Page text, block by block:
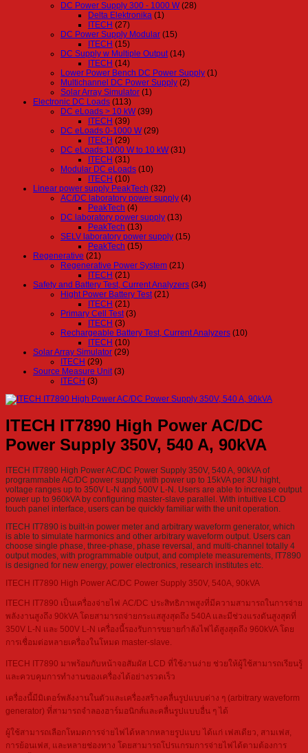
DC Power Supply 300 - 1000 W (28)
Delta Elektronika (1)
ITECH (27)
DC Power Supply Modular (15)
ITECH (15)
DC Supply w Multiple Output (14)
ITECH (14)
Lower Power Bench DC Power Supply (1)
Multichannel DC Power Supply (2)
Solar Array Simulator (1)
Electronic DC Loads (113)
DC eLoads > 10 kW (39)
ITECH (39)
DC eLoads 0-1000 W (29)
ITECH (29)
DC eLoads 1000 W to 10 kW (31)
ITECH (31)
Modular DC eLoads (10)
ITECH (10)
Linear power supply PeakTech (32)
AC/DC laboratory power supply (4)
PeakTech (4)
DC laboratory power supply (13)
PeakTech (13)
SELV laboratory power supply (15)
PeakTech (15)
Regenerative (21)
Regenerative Power System (21)
ITECH (21)
Safety and Battery Test, Current Analyzers (34)
Hight Power Battery Test (21)
ITECH (21)
Primary Cell Test (3)
ITECH (3)
Rechargeable Battery Test, Current Analyzers (10)
ITECH (10)
Solar Array Simulator (29)
ITECH (29)
Source Measure Unit (3)
ITECH (3)
ITECH IT7890 High Power AC/DC
Power Supply 350V, 540 A, 90kVA
ITECH IT7890 High Power AC/DC Power Supply 350V, 540 A, 90kVA of
programmable AC/DC power supply, with power up to 15kVA per 3U hight,
voltage ranges up to 350V L-N and 500V L-N. Users are able to increase output
power up to 960kVA by configuring master-slave parallel. With intuitive LCD
touch panel interface, users can be quickly familiar with the unit operation.
ITECH IT7890 is built-in power meter and arbitrary waveform generator, which
is able to simulate harmonics and other arbitrary waveform output. Users can
choose single phase, three-phase, phase reversal, and multi-channel totally 4
output modes, with programmable output, and complete measurements, IT7890
is designed for new energy, power electronics, research institutes etc.
ITECH IT7890 High Power AC/DC Power Supply 350V, 540A, 90kVA
ITECH IT7890 เป็นเครื่องจ่ายไฟ AC/DC ประสิทธิภาพสูงที่มีความสามารถในการจ่าย
พลังงานสูงถึง 90kVA โดยสามารถจ่ายกระแสสูงสุดถึง 540A และมีช่วงแรงดันสูงสุดที่
350V L-N และ 500V L-N เครื่องนี้รองรับการขยายกำลังไฟได้สูงสุดถึง 960kVA โดย
การเชื่อมต่อหลายเครื่องในโหมด master-slave.
ITECH IT7890 มาพร้อมกับหน้าจอสัมผัส LCD ที่ใช้งานง่าย ช่วยให้ผู้ใช้สามารถเรียนรู้
และควบคุมการทำงานของเครื่องได้อย่างรวดเร็ว
เครื่องนี้มีมิเตอร์พลังงานในตัวและเครื่องสร้างคลื่นรูปแบบต่าง ๆ (arbitrary waveform
generator) ที่สามารถจำลองฮาร์มอนิกส์และคลื่นรูปแบบอื่น ๆ ได้
ผู้ใช้สามารถเลือกโหมดการจ่ายไฟได้หลากหลายรูปแบบ ได้แก่ เฟสเดียว, สามเฟส,
การย้อนเฟส, และหลายช่องทาง โดยสามารถโปรแกรมการจ่ายไฟได้ตามต้องการ